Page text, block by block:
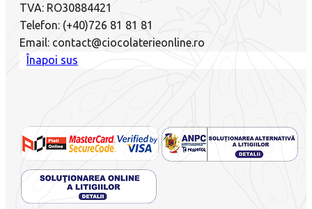
TVA: RO30884421
Telefon: (+40)726 81 81 81
Email: contact@ciocolaterieonline.ro
Înapoi sus